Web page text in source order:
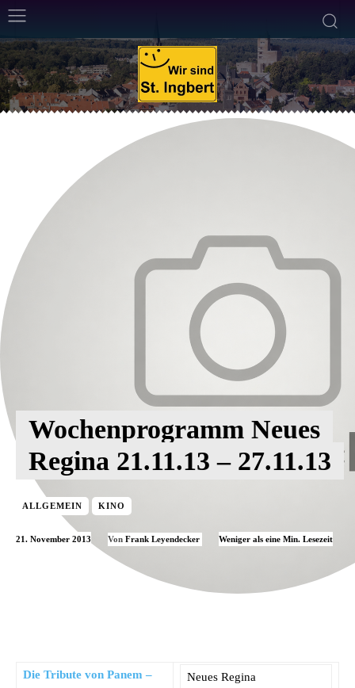
Wochenprogramm Neues
Regina 21.11.13 – 27.11.13
ALLGEMEIN KINO
21. November 2013 Von Frank Leyendecker Weniger als eine Min. Lesezeit
Die Tribute von Panem –
Neues Regina